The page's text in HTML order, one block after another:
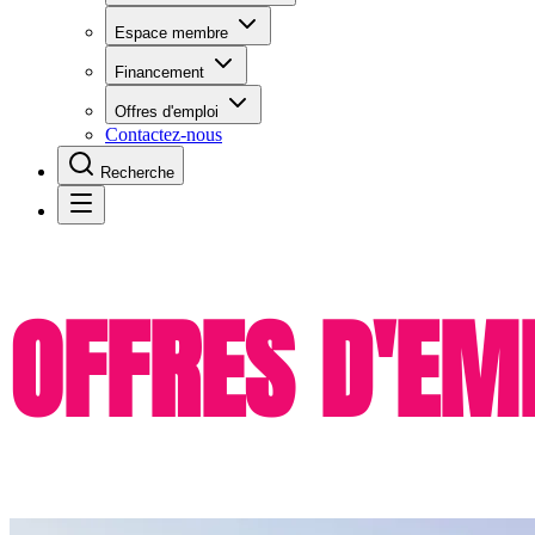
Espace membre
Financement
Offres d'emploi
Contactez-nous
Recherche
OFFRES